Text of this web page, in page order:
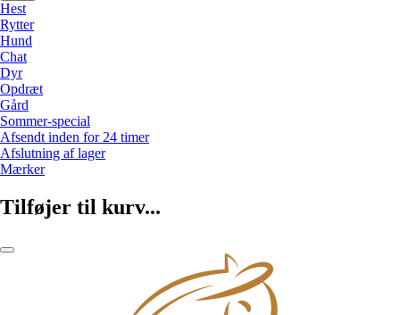
Hest
Rytter
Hund
Chat
Dyr
Opdræt
Gård
Sommer-special
Afsendt inden for 24 timer
Afslutning af lager
Mærker
Tilføjer til kurv...